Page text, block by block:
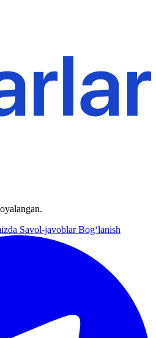
Savol-javoblarBog‘lanish